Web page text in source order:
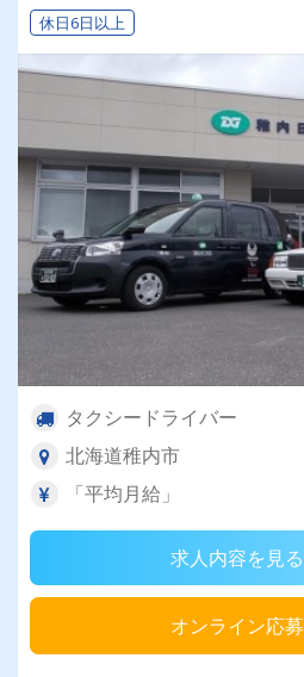
休日6日以上
タクシードライバー
北海道稚内市
「平均月給」
求人内容を見る
オンライン応募